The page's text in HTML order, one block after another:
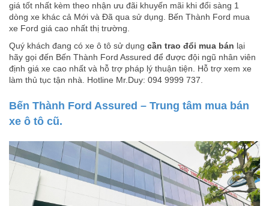
giá tốt nhất kèm theo nhận ưu đãi khuyến mãi khi đổi sàng 1
dòng xe khác cả Mới và Đã qua sử dụng. Bến Thành Ford mua
xe Ford giá cao nhất thị trường.
Quý khách đang có xe ô tô sử dụng cần trao đổi mua bán lại
hãy gọi đến Bến Thành Ford Assured để được đội ngũ nhân viên
định giá xe cao nhất và hỗ trợ pháp lý thuận tiện. Hỗ trợ xem xe
làm thủ tục tận nhà. Hotline Mr.Duy: 094 9999 737.
Bến Thành Ford Assured – Trung tâm mua bán
xe ô tô cũ.